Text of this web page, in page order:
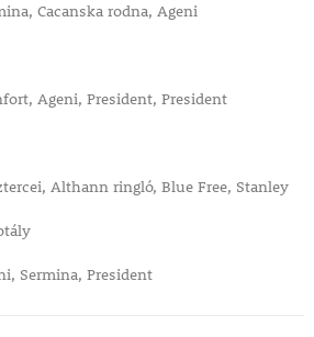
Cacanska rodna, Ageni
Ageni, President, President
Althann ringló, Blue Free, Stanley
Sermina, President